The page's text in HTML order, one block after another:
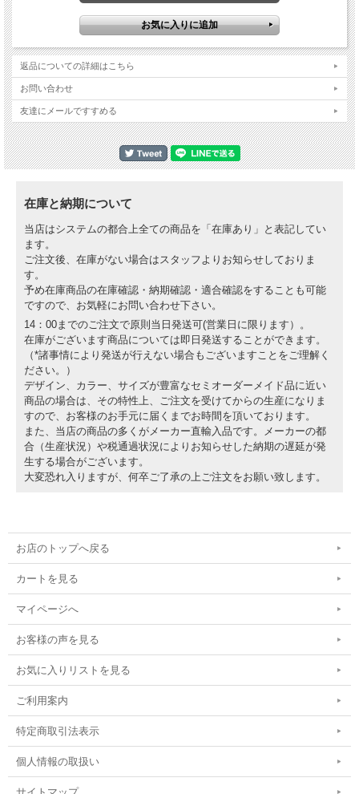
返品についての詳細はこちら
お問い合わせ
友達にメールですすめる
在庫と納期について
当店はシステムの都合上全ての商品を「在庫あり」と表記してい
ます。
ご注文後、在庫がない場合はスタッフよりお知らせしておりま
す。
予め在庫商品の在庫確認・納期確認・適合確認をすることも可能
ですので、お気軽にお問い合わせ下さい。
14：00までのご注文で原則当日発送可(営業日に限ります）。
在庫がございます商品については即日発送することができます。
（*諸事情により発送が行えない場合もございますことをご理解く
ださい。）
デザイン、カラー、サイズが豊富なセミオーダーメイド品に近い
商品の場合は、その特性上、ご注文を受けてからの生産になりま
すので、お客様のお手元に届くまでお時間を頂いております。
また、当店の商品の多くがメーカー直輸入品です。メーカーの都
合（生産状況）や税通過状況によりお知らせした納期の遅延が発
生する場合がございます。
大変恐れ入りますが、何卒ご了承の上ご注文をお願い致します。
お店のトップへ戻る
カートを見る
マイページへ
お客様の声を見る
お気に入りリストを見る
ご利用案内
特定商取引法表示
個人情報の取扱い